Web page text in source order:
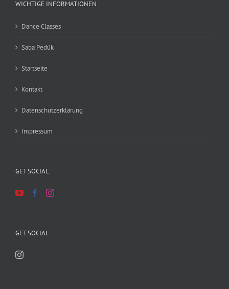
WICHTIGE INFORMATIONEN
Dance Classes
Saba Pedük
Startseite
Kontakt
Datenschutzerklärung
Impressum
GET SOCIAL
GET SOCIAL